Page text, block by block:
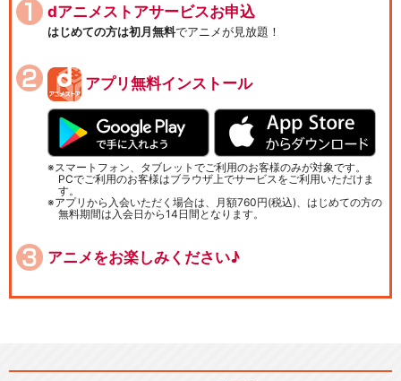
dアニメストアサービスお申込
はじめての方は初月無料でアニメが見放題！
アプリ無料インストール
スマートフォン、タブレットでご利用のお客様のみが対象です。
PCでご利用のお客様はブラウザ上でサービスをご利用いただけま
す。
アプリから入会いただく場合は、月額760円(税込)、はじめての方の
無料期間は入会日から14日間となります。
アニメをお楽しみください♪